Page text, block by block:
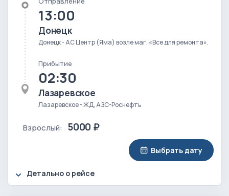
13:00
Донецк
Донецк - АС Центр (Яма) возле маг. «Все для ремонта».
Прибытие
02:30
Лазаревское
Лазаревское - ЖД, АЗС-Роснефть
Взрослый: 5000 ₽
Выбрать дату
Детально о рейсе